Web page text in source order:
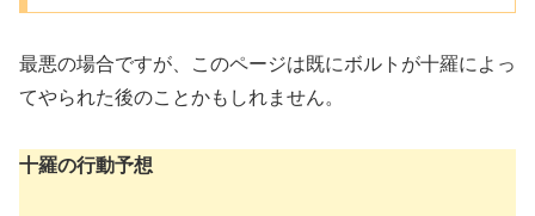
最悪の場合ですが、このページは既にボルトが十羅によっ
てやられた後のことかもしれません。
十羅の行動予想